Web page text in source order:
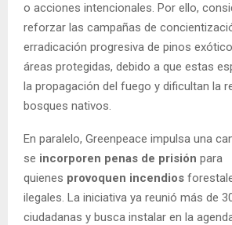
o acciones intencionales. Por ello,
reforzar las campañas de
erradicación progresiva de pinos
áreas protegidas, debido a que estas
la propagación del fuego y dificultan la
bosques nativos.
En paralelo, Greenpeace impulsa una
se incorporen penas de prisión para
quienes provoquen incendios
ilegales. La iniciativa ya reunió más de
ciudadanas y busca instalar en la